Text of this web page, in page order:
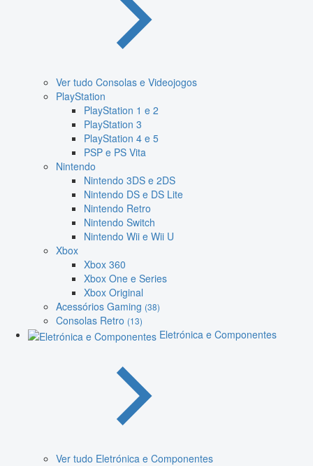
Ver tudo Consolas e Videojogos
PlayStation
PlayStation 1 e 2
PlayStation 3
PlayStation 4 e 5
PSP e PS Vita
Nintendo
Nintendo 3DS e 2DS
Nintendo DS e DS Lite
Nintendo Retro
Nintendo Switch
Nintendo Wii e Wii U
Xbox
Xbox 360
Xbox One e Series
Xbox Original
Acessórios Gaming (38)
Consolas Retro (13)
Eletrónica e Componentes
Ver tudo Eletrónica e Componentes